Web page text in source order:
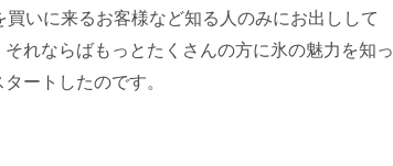
いに来るお客様など知る人のみにお出しして
れならばもっとたくさんの方に氷の魅力を知っ
ートしたのです。